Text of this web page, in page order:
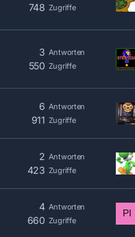
Zugriffe
748
Antworten
3
Zugriffe
550
Antworten
6
Zugriffe
911
Antworten
2
Zugriffe
423
Antworten
4
Zugriffe
660